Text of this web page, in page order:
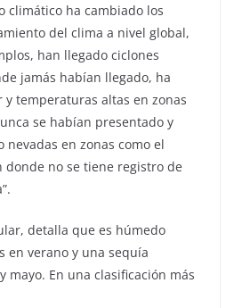
climático ha cambiado los
del clima a nivel global,
han llegado ciclones
jamás habían llegado, ha
y temperaturas altas en zonas
se habían presentado y
en zonas como el
donde no se tiene registro de
detalla que es húmedo
en verano y una sequía
mayo. En una clasificación más